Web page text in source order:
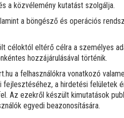
a közvélemény kutatást szolgálja.
a böngésző és operációs
céloktól eltérő célra a személyes
hozzájárulásával történik.
a felhasználókra vonatkozó
fejlesztéséhez, a hirdetési felületek
Az ezekről készült kimutatások
egyedi beazonosítására.